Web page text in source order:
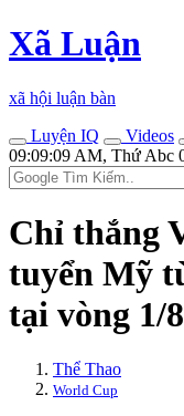
Xã Luận
xã hội luận bàn
Luyện IQ
Videos
09:09:09 AM, Thứ Abc
Chỉ thắng
tuyển Mỹ
tại vòng 1/
Thể Thao
World Cup